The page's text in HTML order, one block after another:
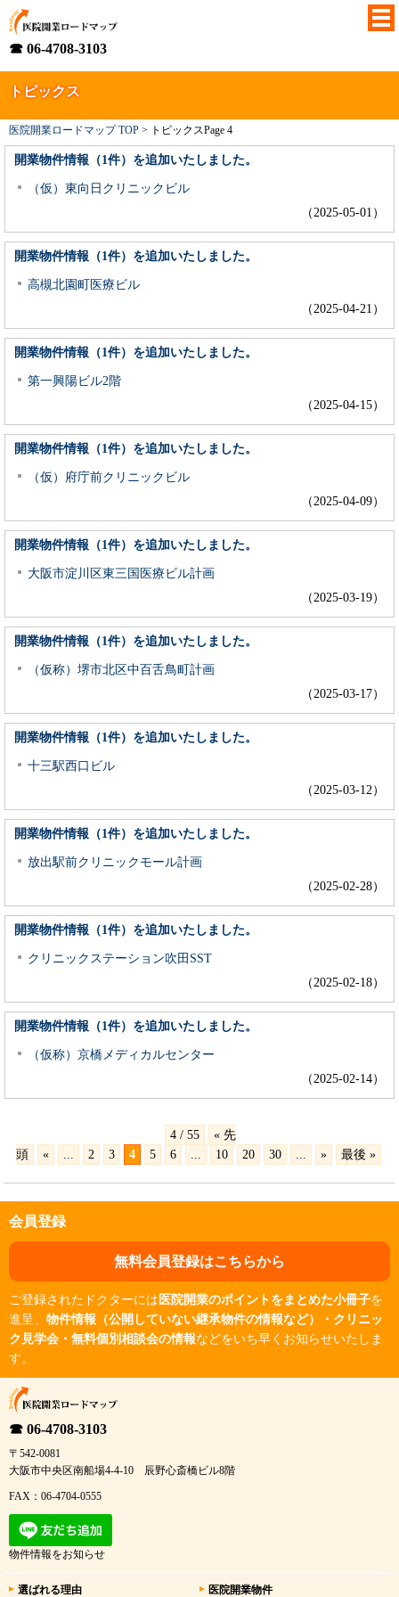
☎ 06-4708-3103
トピックス
医院開業ロードマップ TOP > トピックスPage 4
開業物件情報（1件）を追加いたしました。
（仮）東向日クリニックビル
（2025-05-01）
開業物件情報（1件）を追加いたしました。
高槻北園町医療ビル
（2025-04-21）
開業物件情報（1件）を追加いたしました。
第一興陽ビル2階
（2025-04-15）
開業物件情報（1件）を追加いたしました。
（仮）府庁前クリニックビル
（2025-04-09）
開業物件情報（1件）を追加いたしました。
大阪市淀川区東三国医療ビル計画
（2025-03-19）
開業物件情報（1件）を追加いたしました。
（仮称）堺市北区中百舌鳥町計画
（2025-03-17）
開業物件情報（1件）を追加いたしました。
十三駅西口ビル
（2025-03-12）
開業物件情報（1件）を追加いたしました。
放出駅前クリニックモール計画
（2025-02-28）
開業物件情報（1件）を追加いたしました。
クリニックステーション吹田SST
（2025-02-18）
開業物件情報（1件）を追加いたしました。
（仮称）京橋メディカルセンター
（2025-02-14）
4 / 55
« 先
頭
« 2 3 4 5 6 10 20 30 » 最後 »
会員登録
無料会員登録はこちらから
ご登録されたドクターには 医院開業のポイントをまとめた小冊子を
進呈、 物件情報（公開していない継承物件の情報など）・クリニッ
ク見学会・無料個別相談会の情報などをいち早くお知らせいたしま
す。
☎ 06-4708-3103
〒542-0081
大阪市中央区南船場4-4-10 辰野心斎橋ビル8階
FAX：06-4704-0555
物件情報をお知らせ
選ばれる理由 医院開業物件